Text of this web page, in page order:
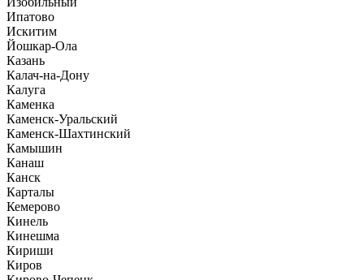
Ипатово
Искитим
Йошкар-Ола
Казань
Калач-на-Дону
Калуга
Каменка
Каменск-Уральский
Каменск-Шахтинский
Камышин
Канаш
Канск
Карталы
Кемерово
Кинель
Кинешма
Кириши
Киров